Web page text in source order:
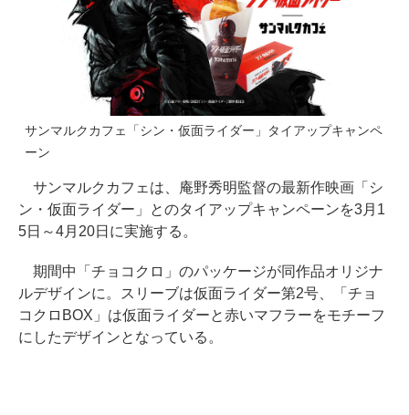
サンマルクカフェ「シン・仮面ライダー」タイアップキャンペ
ーン
サンマルクカフェは、庵野秀明監督の最新作映画「シ
ン・仮面ライダー」とのタイアップキャンペーンを3月1
5日～4月20日に実施する。
期間中「チョコクロ」のパッケージが同作品オリジナ
ルデザインに。スリーブは仮面ライダー第2号、「チョ
コクロBOX」は仮面ライダーと赤いマフラーをモチーフ
にしたデザインとなっている。